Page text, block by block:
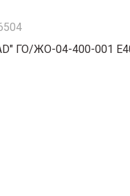
ГО/ЖО-04-400-001